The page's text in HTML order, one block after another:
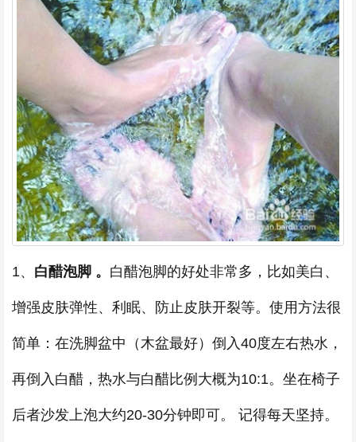
1、 白醋泡脚 。 白醋泡脚的好处非常多，比如美白、
增强皮肤弹性、利眠、防止皮肤开裂等。使用方法很
简单：在洗脚盆中（木盆最好）倒入40度左右热水，
再倒入白醋，热水与白醋比例大概为10:1。坐在椅子
后者沙发上泡大约20-30分钟即可。 记得每天坚持。